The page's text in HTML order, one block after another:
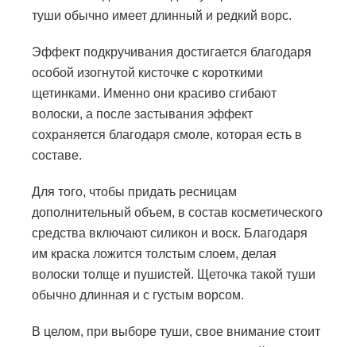
туши обычно имеет длинный и редкий ворс.
Эффект подкручивания достигается благодаря
особой изогнутой кисточке с короткими
щетинками. Именно они красиво сгибают
волоски, а после застывания эффект
сохраняется благодаря смоле, которая есть в
составе.
Для того, чтобы придать ресницам
дополнительный объем, в состав косметического
средства включают силикон и воск. Благодаря
им краска ложится толстым слоем, делая
волоски толще и пушистей. Щеточка такой туши
обычно длинная и с густым ворсом.
В целом, при выборе туши, свое внимание стоит